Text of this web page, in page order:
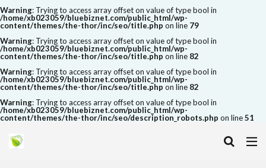
Warning: Trying to access array offset on value of type bool in
/home/xb023059/bluebiznet.com/public_html/wp-
content/themes/the-thor/inc/seo/title.php on line 79
Warning: Trying to access array offset on value of type bool in
/home/xb023059/bluebiznet.com/public_html/wp-
content/themes/the-thor/inc/seo/title.php on line 82
Warning: Trying to access array offset on value of type bool in
/home/xb023059/bluebiznet.com/public_html/wp-
content/themes/the-thor/inc/seo/title.php on line 82
Warning: Trying to access array offset on value of type bool in
/home/xb023059/bluebiznet.com/public_html/wp-
content/themes/the-thor/inc/seo/description_robots.php on line51